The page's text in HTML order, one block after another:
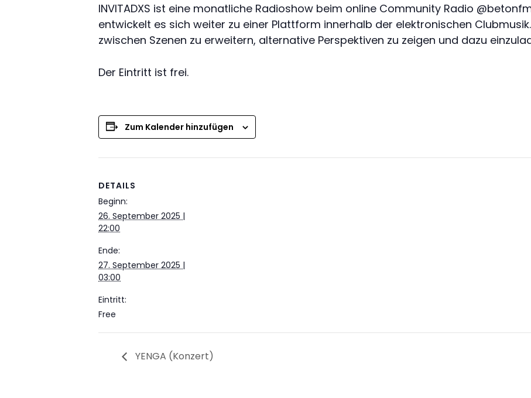
INVITADXS ist eine monatliche Radioshow beim online Community Radio
entwickelt es sich weiter zu einer Plattform innerhalb der elektronischen
zwischen Szenen zu erweitern, alternative Perspektiven zu zeigen und dazu
Der Eintritt ist frei.
Zum Kalender hinzufügen
DETAILS
Beginn:
26. September 2025 |
22:00
Ende:
27. September 2025 |
03:00
Eintritt:
Free
YENGA (Konzert)